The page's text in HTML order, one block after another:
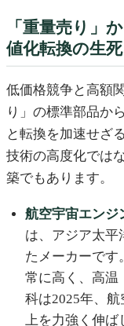
「重量売り」
値化転換の生
低価格競争と高額
り」の標準部品か
と転換を加速せざ
技術の高度化では
築でもあります。
航空宇宙エンジ
は、アジア太平
たメーカーです
常に高く、高温
科は2025年、
上を力強く伸ば